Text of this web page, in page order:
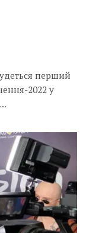
перший
2022 у